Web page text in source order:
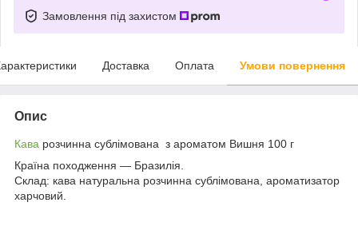
Замовлення під захистом
Доставка Оплата Умови повернення
Опис
Кава розчинна сублімована з ароматом Вишня 100 г
Країна походження — Бразилія.
Склад: кава натуральна розчинна сублімована, ароматизатор
харчовий.